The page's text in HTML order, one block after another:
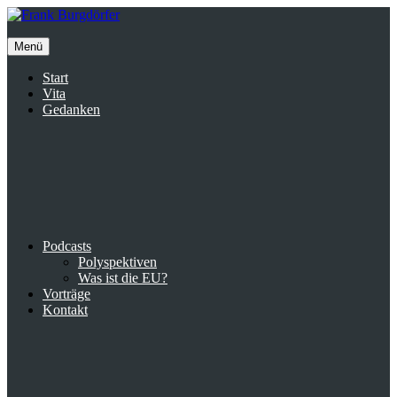
Inhalte
Menü
Start
Vita
Gedanken
Podcasts
Polyspektiven
Was ist die EU?
Vorträge
Kontakt